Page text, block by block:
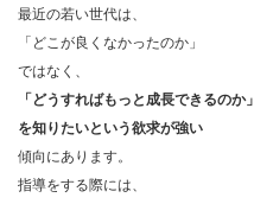
最近の若い世代は、
「どこが良くなかったのか」
ではなく、
「どうすればもっと成長できるのか」
を知りたいという欲求が強い
傾向にあります。
指導をする際には、